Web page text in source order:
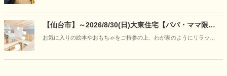
【仙台市】～2026/8/30(日)大東住宅【パパ・ママ限
定】キッズデザイン賞受賞の住まいを貸し切り体験
お気に入りの絵本やおもちゃをご持参の上、わが家のようにリラック